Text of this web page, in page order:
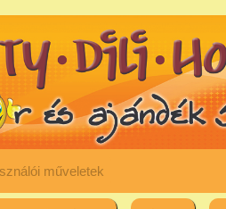
műveletek